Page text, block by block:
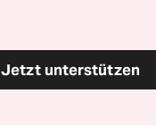
Jetzt unterstützen